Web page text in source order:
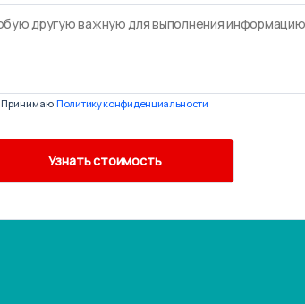
Принимаю Политику конфиденциальности